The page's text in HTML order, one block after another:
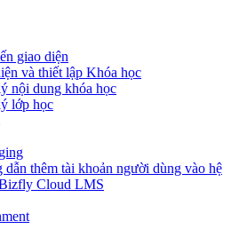
giao diện
và thiết lập Khóa học
nội dung khóa học
lớp học
dẫn thêm tài khoản người dùng vào hệ
Cloud LMS